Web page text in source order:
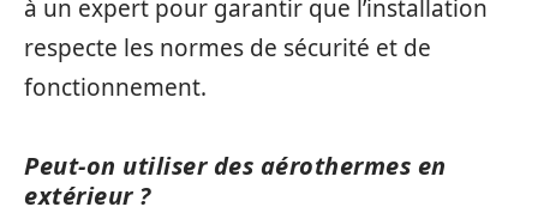
à un expert pour garantir que l’installation
respecte les normes de sécurité et de
fonctionnement.
Peut-on utiliser des aérothermes en
extérieur ?